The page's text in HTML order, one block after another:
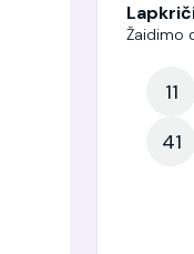
Žaidimo
11
41